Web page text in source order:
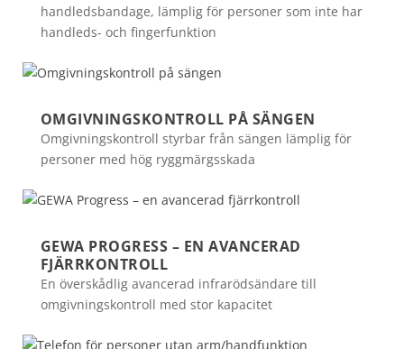
handledsbandage, lämplig för personer som inte har
handleds- och fingerfunktion
OMGIVNINGSKONTROLL PÅ SÄNGEN
Omgivningskontroll styrbar från sängen lämplig för
personer med hög ryggmärgsskada
GEWA PROGRESS – EN AVANCERAD
FJÄRRKONTROLL
En överskådlig avancerad infrarödsändare till
omgivningskontroll med stor kapacitet